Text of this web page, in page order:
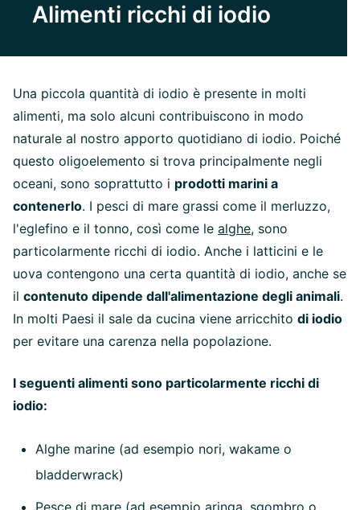
Alimenti ricchi di iodio
Una piccola quantità di iodio è presente in molti
alimenti, ma solo alcuni contribuiscono in modo
naturale al nostro apporto quotidiano di iodio. Poiché
questo oligoelemento si trova principalmente negli
oceani, sono soprattutto i prodotti marini a
contenerlo. I pesci di mare grassi come il merluzzo,
l'eglefino e il tonno, così come le alghe, sono
particolarmente ricchi di iodio. Anche i latticini e le
uova contengono una certa quantità di iodio, anche se
il contenuto dipende dall'alimentazione degli animali.
In molti Paesi il sale da cucina viene arricchito di iodio
per evitare una carenza nella popolazione.
I seguenti alimenti sono particolarmente ricchi di
iodio:
Alghe marine (ad esempio nori, wakame o
bladderwrack)
Pesce di mare (ad esempio aringa, sgombro o